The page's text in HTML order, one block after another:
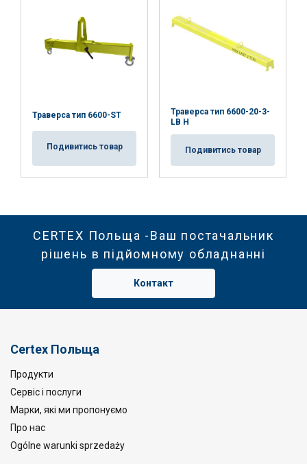
Траверса тип 6600-ST
Подивитись товар
Траверса тип 6600-20-3-
LB H
Подивитись товар
CERTEX Польща -Ваш постачальник
рішень в підйомному обладнанні
Контакт
Certex Польща
Продукти
Сервіс і послуги
Марки, які ми пропонуємо
Про нас
Ogólne warunki sprzedaży